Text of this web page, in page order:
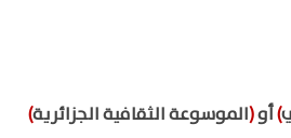
)أو(الموسوعة الثقافية الجزائرية)